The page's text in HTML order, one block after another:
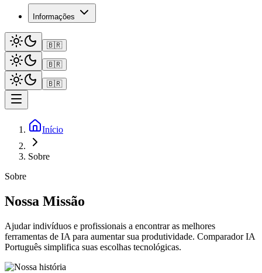
Informações
🇧🇷
🇧🇷
🇧🇷
Início
Sobre
Sobre
Nossa Missão
Ajudar indivíduos e profissionais a encontrar as melhores
ferramentas de IA para aumentar sua produtividade. Comparador IA
Português simplifica suas escolhas tecnológicas.